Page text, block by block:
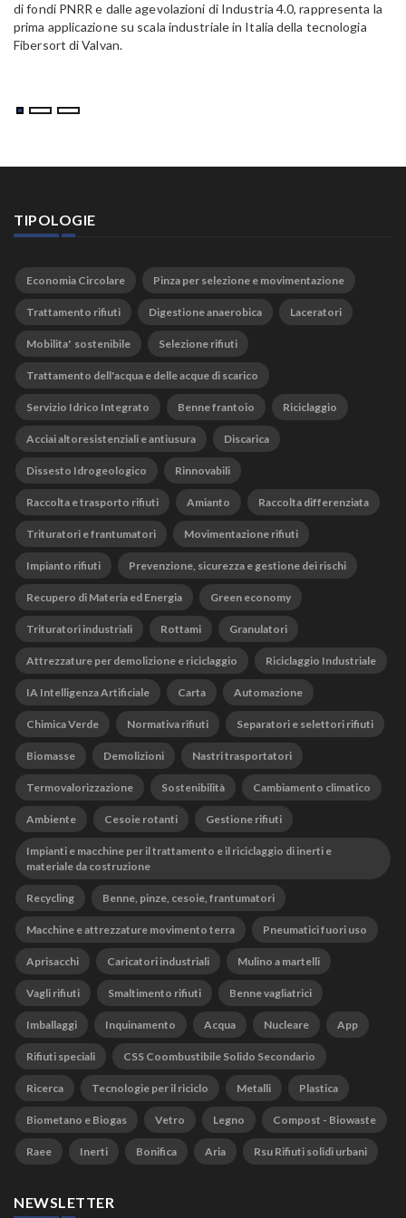
di fondi PNRR e dalle agevolazioni di Industria 4.0, rappresenta la
prima applicazione su scala industriale in Italia della tecnologia
Fibersort di Valvan.
TIPOLOGIE
Economia Circolare Pinza per selezione e movimentazione
Trattamento rifiuti Digestione anaerobica Laceratori
Mobilita' sostenibile Selezione rifiuti
Trattamento dell'acqua e delle acque di scarico
Servizio Idrico Integrato Benne frantoio Riciclaggio
Acciai altoresistenziali e antiusura Discarica
Dissesto Idrogeologico Rinnovabili
Raccolta e trasporto rifiuti Amianto Raccolta differenziata
Trituratori e frantumatori Movimentazione rifiuti
Impianto rifiuti Prevenzione, sicurezza e gestione dei rischi
Recupero di Materia ed Energia Green economy
Trituratori industriali Rottami Granulatori
Attrezzature per demolizione e riciclaggio Riciclaggio Industriale
IA Intelligenza Artificiale Carta Automazione
Chimica Verde Normativa rifiuti Separatori e selettori rifiuti
Biomasse Demolizioni Nastri trasportatori
Termovalorizzazione Sostenibilità Cambiamento climatico
Ambiente Cesoie rotanti Gestione rifiuti
Impianti e macchine per il trattamento e il riciclaggio di inerti e
materiale da costruzione
Recycling Benne, pinze, cesoie, frantumatori
Macchine e attrezzature movimento terra Pneumatici fuori uso
Aprisacchi Caricatori industriali Mulino a martelli
Vagli rifiuti Smaltimento rifiuti Benne vagliatrici
Imballaggi Inquinamento Acqua Nucleare App
Rifiuti speciali CSS Coombustibile Solido Secondario
Ricerca Tecnologie per il riciclo Metalli Plastica
Biometano e Biogas Vetro Legno Compost - Biowaste
Raee Inerti Bonifica Aria Rsu Rifiuti solidi urbani
NEWSLETTER